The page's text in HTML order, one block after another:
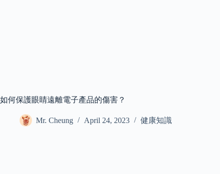
如何保護眼睛遠離電子產品的傷害？
Mr. Cheung April 24, 2023 健康知識